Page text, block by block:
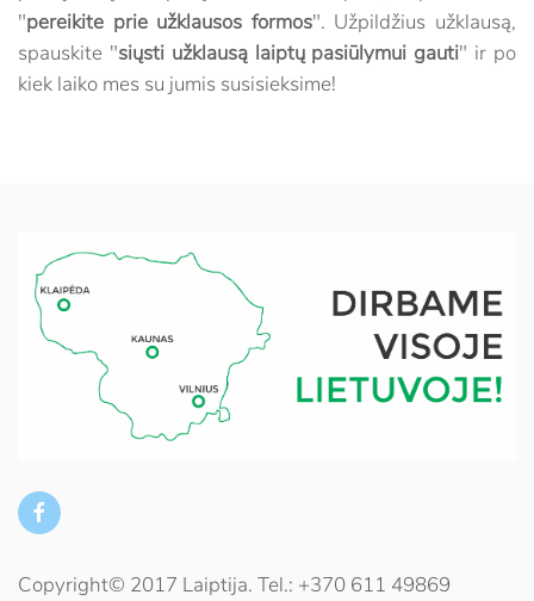
"pereikite prie užklausos formos". Užpildžius užklausą,
spauskite "siųsti užklausą laiptų pasiūlymui gauti" ir po
kiek laiko mes su jumis susisieksime!
Copyright© 2017 Laiptija. Tel.: +370 611 49869